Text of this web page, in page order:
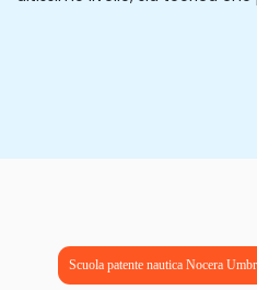
Scuola patente nautica Nocera